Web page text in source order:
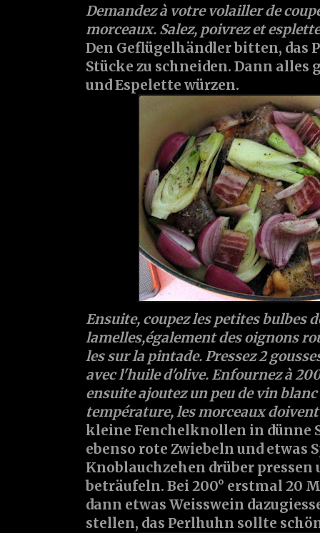
Demandez à votre volailler de
morceaux. Salez, poivrez et
Den Geflügelhändler bitten, das
Stücke zu schneiden. Dann alles
und Espelette würzen.
Ensuite, coupez les petites bulbes
lamelles,également des oignons
les sur la pintade. Pressez 2
avec l'huile d'olive. Enfournez à
ensuite ajoutez un peu de vin
température, les morceaux
kleine Fenchelknollen in dünne
ebenso rote Zwiebeln und etwas
Knoblauchzehen drüber
beträufeln. Bei 200° erstmal 20
dann etwas Weisswein
stellen, das Perlhuhn sollte